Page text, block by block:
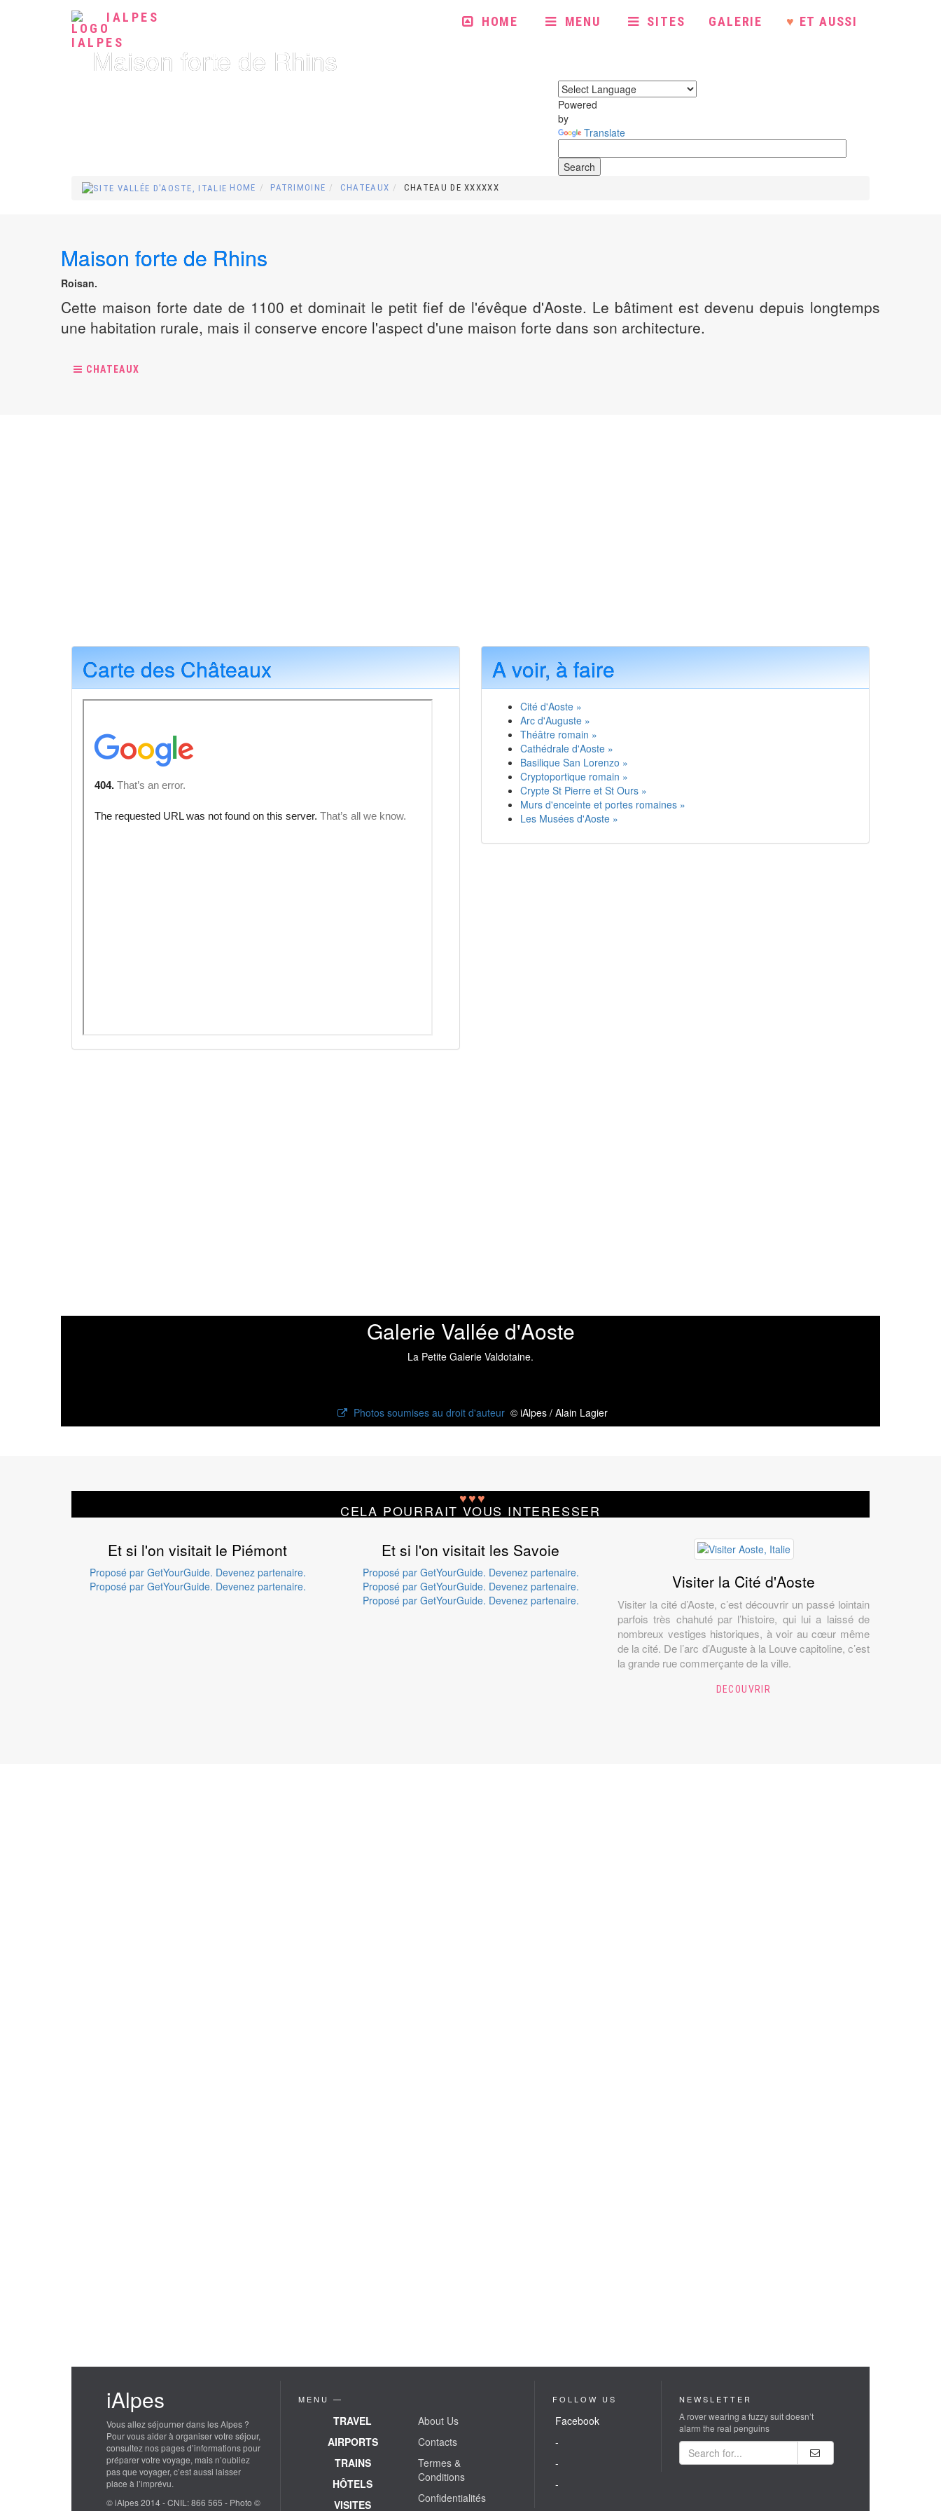
IALPES HOME MENU SITES GALERIE ♥ ET AUSSI
Maison forte de Rhins
Powered
by
Translate
HOME PATRIMOINE CHATEAUX CHATEAU DE XXXXXX
Maison forte de Rhins
Roisan.
Cette maison forte date de 1100 et dominait le petit fief de l'évêque d'Aoste. Le bâtiment est devenu depuis longtemps
une habitation rurale, mais il conserve encore l'aspect d'une maison forte dans son architecture.
CHATEAUX
Carte des Châteaux A voir, à faire
Cité d'Aoste »
Arc d'Auguste »
Théâtre romain »
Cathédrale d'Aoste »
Basilique San Lorenzo »
Cryptoportique romain »
Crypte St Pierre et St Ours »
Murs d'enceinte et portes romaines »
Les Musées d'Aoste »
Galerie Vallée d'Aoste
La Petite Galerie Valdotaine.
Photos soumises au droit d'auteur© iAlpes / Alain Lagier
♥♥♥
CELA POURRAIT VOUS INTERESSER
Et si l'on visitait le Piémont
Proposé par GetYourGuide. Devenez partenaire.
Proposé par GetYourGuide. Devenez partenaire.
Et si l'on visitait les Savoie
Proposé par GetYourGuide. Devenez partenaire.
Proposé par GetYourGuide. Devenez partenaire.
Proposé par GetYourGuide. Devenez partenaire.
Visiter la Cité d'Aoste
Visiter la cité d’Aoste, c’est découvrir un passé lointain
parfois très chahuté par l’histoire, qui lui a laissé de
nombreux vestiges historiques, à voir au cœur même
de la cité. De l’arc d’Auguste à la Louve capitoline, c’est
la grande rue commerçante de la ville.
DECOUVRIR
iAlpes
Vous allez séjourner dans les Alpes ?
Pour vous aider à organiser votre séjour,
consultez nos pages d’informations pour
préparer votre voyage, mais n’oubliez
pas que voyager, c’est aussi laisser
place à l’imprévu.
© iAlpes 2014 - CNIL: 866 565 - Photo ©
MENU —
TRAVEL
AIRPORTS
TRAINS
HÔTELS
VISITES
About Us
Contacts
Termes &
Conditions
Confidentialités
FOLLOW US
Facebook
-
-
-
NEWSLETTER
A rover wearing a fuzzy suit doesn’t
alarm the real penguins